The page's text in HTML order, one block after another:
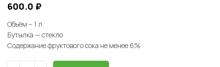
600.0 ₽
Объём – 1 л
Бутылка — стекло
Содержание фруктового сока не менее 6%